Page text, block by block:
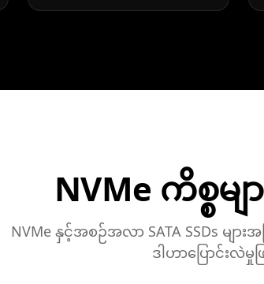
NVMe ကိစ္စမ
NVMe နှင့်အစဉ်အလာ SATA SSDs များ
ဒါဟာပြောင်းလဲမှု